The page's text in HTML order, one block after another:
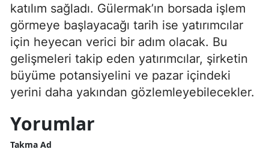
katılım sağladı. Gülermak’ın borsada işlem
görmeye başlayacağı tarih ise yatırımcılar
için heyecan verici bir adım olacak. Bu
gelişmeleri takip eden yatırımcılar, şirketin
büyüme potansiyelini ve pazar içindeki
yerini daha yakından gözlemleyebilecekler.
Yorumlar
Takma Ad